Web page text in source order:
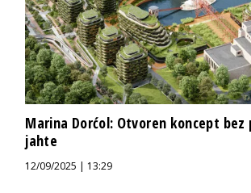
Marina Dorćol: Otvoren koncept bez
jahte
12/09/2025 | 13:29